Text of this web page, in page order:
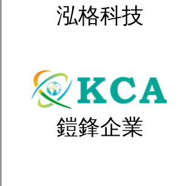
泓格科技
鎧鋒企業